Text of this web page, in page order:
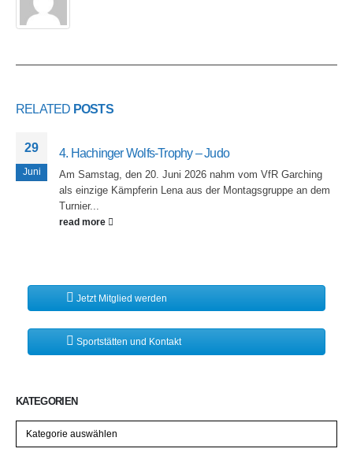
RELATED POSTS
29
Juni
4. Hachinger Wolfs-Trophy – Judo
Am Samstag, den 20. Juni 2026 nahm vom VfR Garching
als einzige Kämpferin Lena aus der Montagsgruppe an dem
Turnier...
read more
Jetzt Mitglied werden
Sportstätten und Kontakt
KATEGORIEN